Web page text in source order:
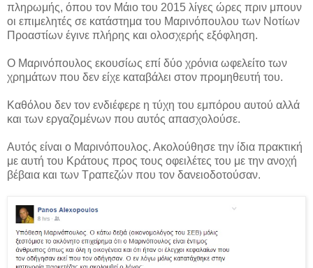
πληρωμής, όπου τον Μάιο του 2015 λίγες ώρες πριν μπουν
οι επιμελητές σε κατάστημα του Μαρινόπουλου των Νοτίων
Προαστίων έγινε πλήρης και ολοσχερής εξόφληση.
Ο Μαρινόπουλος εκουσίως επί δύο χρόνια ωφελείτο των
χρημάτων που δεν είχε καταβάλει στον προμηθευτή του.
Καθόλου δεν τον ενδιέφερε η τύχη του εμπόρου αυτού αλλά
και των εργαζομένων που αυτός απασχολούσε.
Αυτός είναι ο Μαρινόπουλος. Ακολούθησε την ίδια πρακτική
με αυτή του Κράτους προς τους οφειλέτες του με την ανοχή
βέβαια και των Τραπεζών που τον δανειοδοτούσαν.